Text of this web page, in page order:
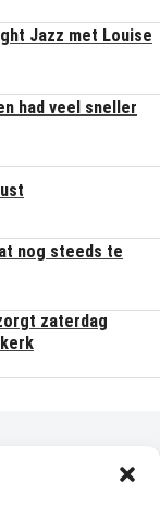
Jazz met Louise
had veel sneller
nog steeds te
zaterdag
je e-mail?